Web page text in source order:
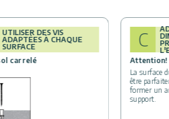
UTILISER DES VIS
ADAPTÉES À CHAQUE
SURFACE
carrelé
C
Attention!
La surface
être
former un
support.